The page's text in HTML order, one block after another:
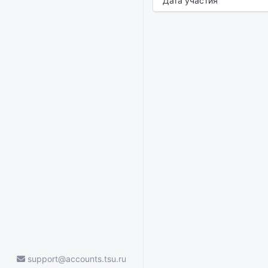
support@accounts.tsu.ru